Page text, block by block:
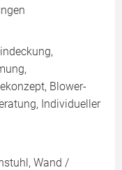
Blower-
Individueller
Wand /